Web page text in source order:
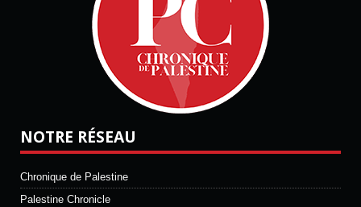
NOTRE RÉSEAU
Chronique de Palestine
Palestine Chronicle